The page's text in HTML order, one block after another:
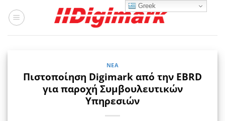
στο
ΝΈΑ
Πιστοποίηση Digimark από την EBRD
για παροχή Συμβουλευτικών
Υπηρεσιών
Greek